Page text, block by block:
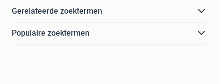
Gerelateerde zoektermen
Populaire zoektermen